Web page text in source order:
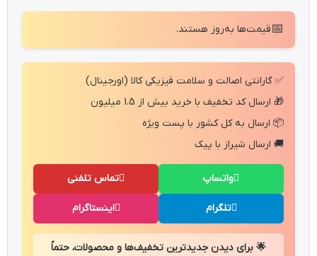
📅قیمت‌ها به‌روز هستند.
✅ گارانتی اصالت و سلامت فیزیکی کالا (اورجینال)
🎁 ارسال کد تخفیف با خرید بیش از 1.5 میلیون
📦 ارسال به کل کشور با پست ویژه
🚚 ارسال شیراز با پیک
تماس تلفنی واتساپ
اینستاگرام تلگرام
🌟 برای دیدن جدیدترین تخفیف‌ها و محصولات، حتماً